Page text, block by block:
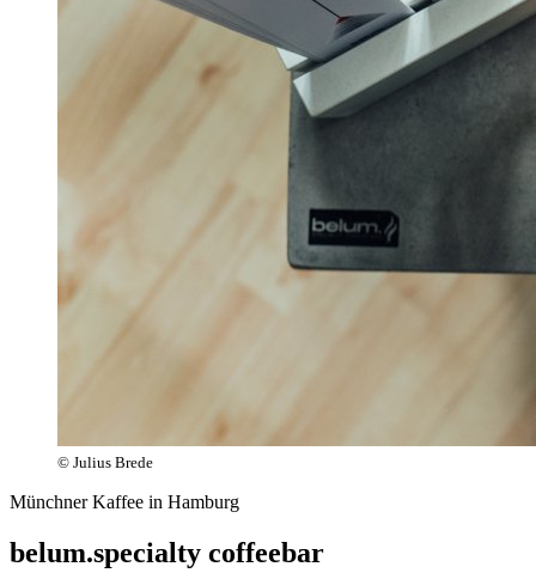
© Julius Brede
Münchner Kaffee in Hamburg
belum.specialty coffeebar